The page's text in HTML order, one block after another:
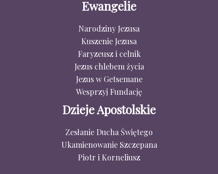
Ewangelie
Narodziny Jezusa
Kuszenie Jezusa
Faryzeusz i celnik
Jezus chlebem życia
Jezus w Getsemane
Wesprzyj Fundację
Dzieje Apostolskie
Zesłanie Ducha Świętego
Ukamienowanie Szczepana
Piotr i Korneliusz